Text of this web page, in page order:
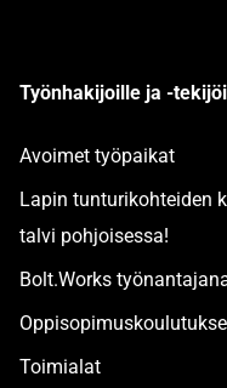
Työnhakijoille ja -
Avoimet työpaikat
Lapin tunturikohteiden
talvi pohjoisessa!
Bolt.Works
Toimialat